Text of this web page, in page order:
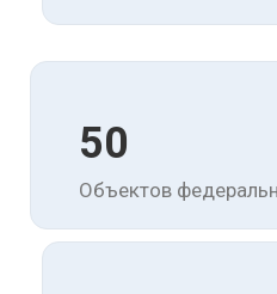
50
Объектов